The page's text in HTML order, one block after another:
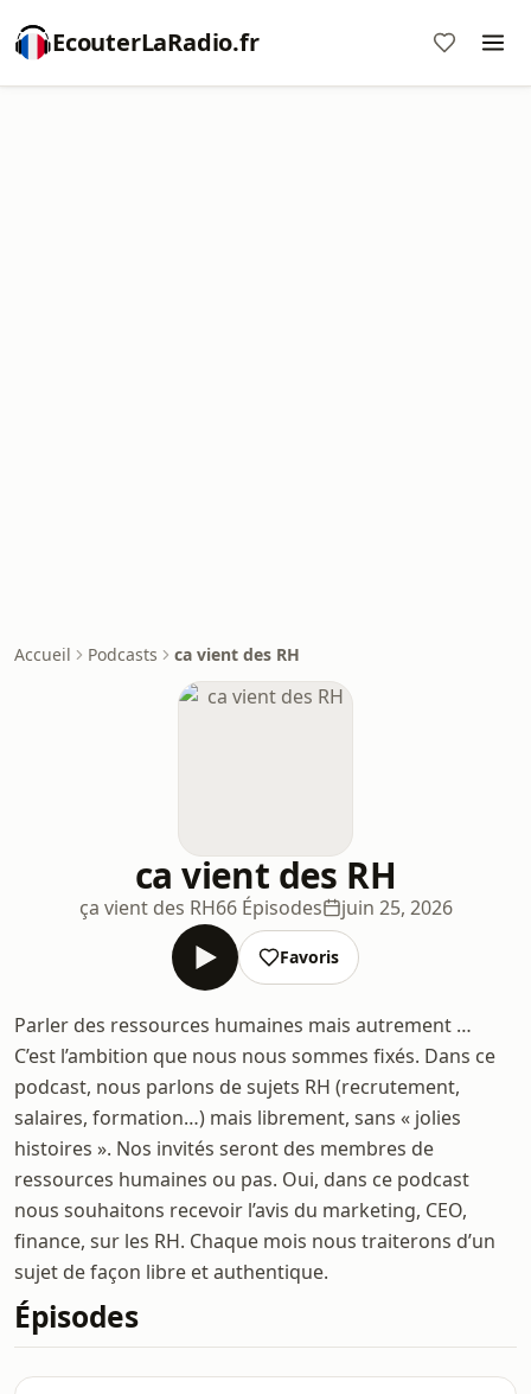
EcouterLaRadio.fr
Accueil Podcasts ca vient des RH
ca vient des RH
ça vient des RH66 Épisodes juin 25, 2026
Favoris
Parler des ressources humaines mais autrement …
C’est l’ambition que nous nous sommes fixés. Dans ce
podcast, nous parlons de sujets RH (recrutement,
salaires, formation…) mais librement, sans « jolies
histoires ». Nos invités seront des membres de
ressources humaines ou pas. Oui, dans ce podcast
nous souhaitons recevoir l’avis du marketing, CEO,
finance, sur les RH. Chaque mois nous traiterons d’un
sujet de façon libre et authentique.
Épisodes